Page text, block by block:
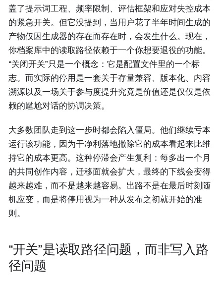
盖了提示词工程、频率限制、评估框架和应对失控成本
的紧急开关。但它没提到，当用户花了半年时间生成的
产物仅因生成器的存在而存在时，会发生什么。现在，
你档案库中的读取路径依赖于一个你想要退役的功能。
“关闭开关”只是一个概念：它是配置文件里的一个标
志。而实际的停用是一套关于存量兼容、版本化、内容
溯源以及一场关于参与度提升究竟是价值还是仅仅是依
赖的尴尬对话的协调决策。
大多数团队走到这一步时都会陷入僵局。他们继续亏本
运行该功能，因为干净利落地撤除它的成本看起来比维
持它的成本更高。这种停滞会产生复利：每多出一个月
的共同创作内容，迁移面就会扩大，最终的下线会变得
越来越难，而不是越来越容易。出路不是在最后时刻随
机应变，而是将停用视为一种从发布之初就开始的准
则。
“开关”是读取路径问题，而非写入路
径问题